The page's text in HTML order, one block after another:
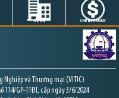
DỰ ÁN CHỨNG KHOÁN
Nghiệp và Thương mại (VITIC)
114/GP-TTĐT, cấp ngày 3/6/2024